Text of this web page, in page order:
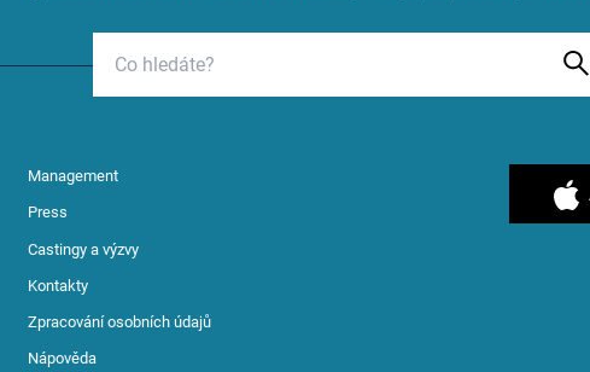
Management
Press
Castingy a výzvy
Kontakty
Zpracování osobních údajů
Nápověda